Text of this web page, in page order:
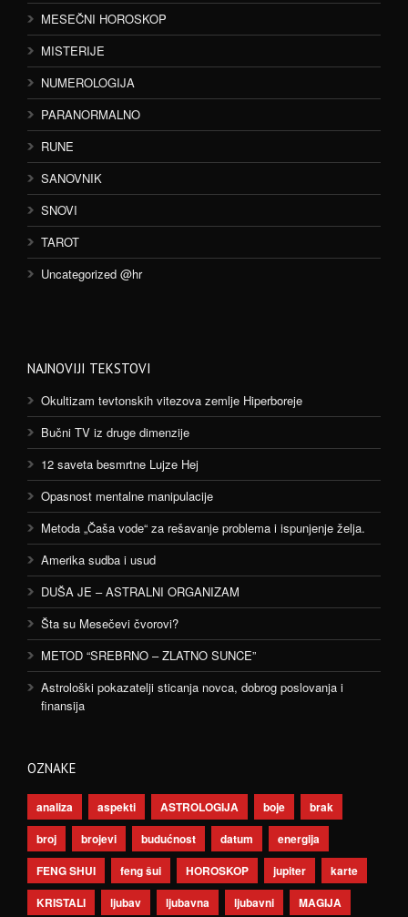
MESEČNI HOROSKOP
MISTERIJE
NUMEROLOGIJA
PARANORMALNO
RUNE
SANOVNIK
SNOVI
TAROT
Uncategorized @hr
NAJNOVIJI TEKSTOVI
Okultizam tevtonskih vitezova zemlje Hiperboreje
Bučni TV iz druge dimenzije
12 saveta besmrtne Lujze Hej
Opasnost mentalne manipulacije
Metoda „Čaša vode“ za rešavanje problema i ispunjenje želja.
Amerika sudba i usud
DUŠA JE – ASTRALNI ORGANIZAM
Šta su Mesečevi čvorovi?
METOD “SREBRNO – ZLATNO SUNCE”
Astrološki pokazatelji sticanja novca, dobrog poslovanja i
finansija
OZNAKE
analiza aspekti ASTROLOGIJA boje
brak
broj
brojevi budućnost datum
energija
FENG SHUI
feng šui HOROSKOP jupiter
karte
KRISTALI
ljubav ljubavna ljubavni MAGIJA